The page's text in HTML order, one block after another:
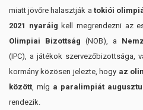
miatt jövőre halasztják a tokiói
2021 nyaráig kell megrendezni az
Olimpiai Bizottság (NOB), a
(IPC), a játékok szervezőbizottsága,
kormány közösen jelezte, hogy az
között , míg a paralimpiát
rendezik.